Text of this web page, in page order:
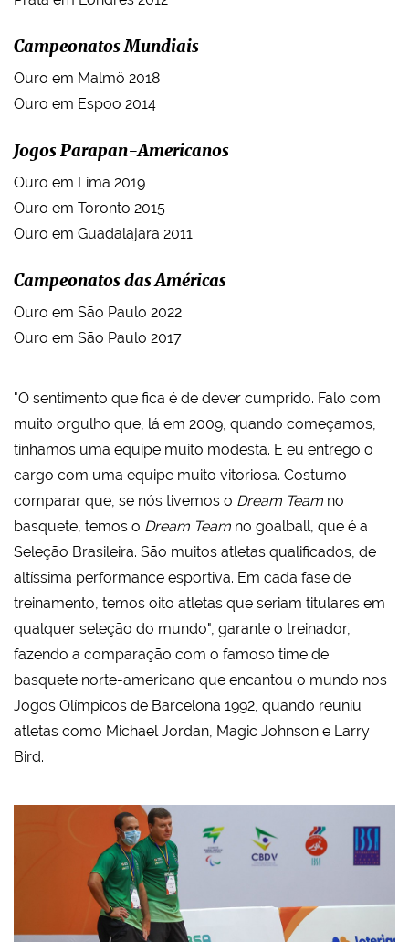
Campeonatos Mundiais
Ouro em Malmö 2018
Ouro em Espoo 2014
Jogos Parapan-Americanos
Ouro em Lima 2019
Ouro em Toronto 2015
Ouro em Guadalajara 2011
Campeonatos das Américas
Ouro em São Paulo 2022
Ouro em São Paulo 2017
"O sentimento que fica é de dever cumprido. Falo com
muito orgulho que, lá em 2009, quando começamos,
tínhamos uma equipe muito modesta. E eu entrego o
cargo com uma equipe muito vitoriosa. Costumo
comparar que, se nós tivemos o Dream Team no
basquete, temos o Dream Team no goalball, que é a
Seleção Brasileira. São muitos atletas qualificados, de
altíssima performance esportiva. Em cada fase de
treinamento, temos oito atletas que seriam titulares em
qualquer seleção do mundo", garante o treinador,
fazendo a comparação com o famoso time de
basquete norte-americano que encantou o mundo nos
Jogos Olímpicos de Barcelona 1992, quando reuniu
atletas como Michael Jordan, Magic Johnson e Larry
Bird.